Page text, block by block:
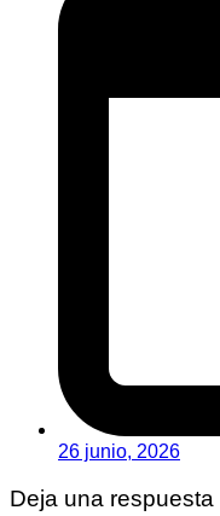
26 junio, 2026
Deja una respuesta